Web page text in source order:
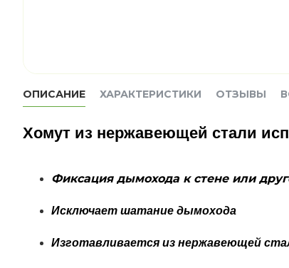
ОПИСАНИЕ ХАРАКТЕРИСТИКИ ОТЗЫВЫ
Хомут из нержавеющей стали
Фиксация дымохода к стене или
Исключает шатание дымохода
Изготавливается из нержавеющей